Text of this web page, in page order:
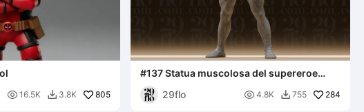
 16.5K  3.8K 805
#137 Statua muscolosa del supereroe
Spider-Man
29flo
 4.8K  755 284